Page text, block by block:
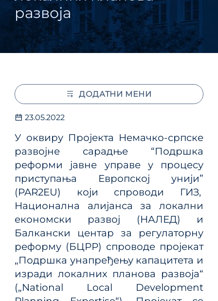
развоја
23.05.2022
У оквиру Пројекта Немачко-српске
развојне сарадње “Подршка
реформи јавне управе у процесу
приступања Европској унији”
(PAR2EU) који спроводи ГИЗ,
Национална алијанса за локални
економски развој (НАЛЕД) и
Балкански центар за регулаторну
реформу (БЦРР) спроводе пројекат
„Подршка унапређењу капацитета и
изради локалних планова развоја“
(„National Local Development
ДОДАТНИ МЕНИ